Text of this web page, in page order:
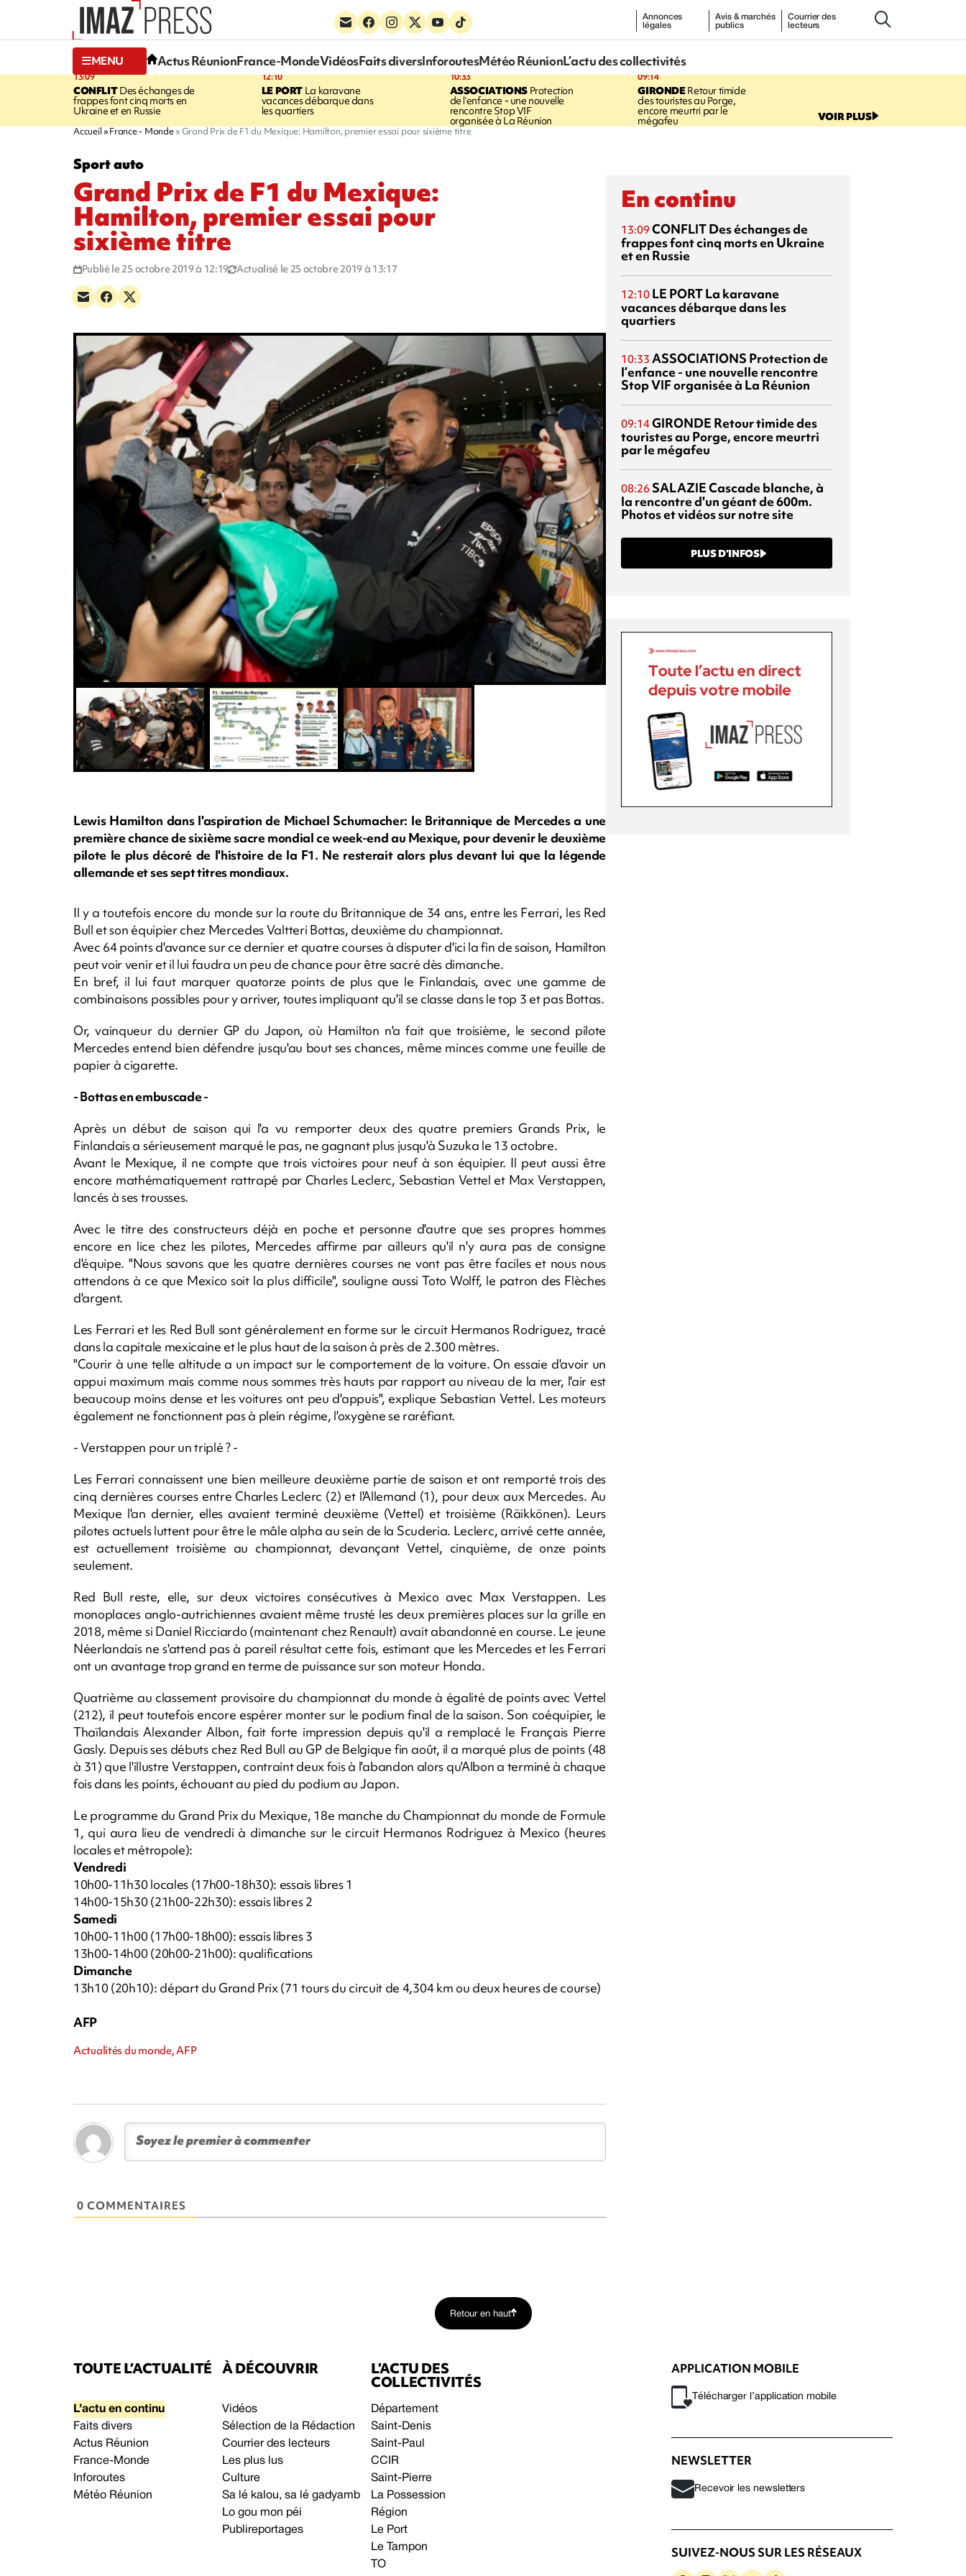
Annonces
légales
Avis & marchés
publics
Courrier des
lecteurs
MENU Actus RéunionFrance-MondeVidéosFaits diversInforoutesMétéo RéunionL’actu des collectivités
13:09
CONFLITDes échanges de
frappes font cinq morts en
Ukraine et en Russie
12:10
LE PORT La karavane
vacances débarque dans
les quartiers
10:33
ASSOCIATIONSProtection
de l’enfance - une nouvelle
rencontre Stop VIF
organisée à La Réunion
09:14
GIRONDERetour timide
des touristes au Porge,
encore meurtri par le
mégafeu VOIR PLUS
Accueil France - Monde Grand Prix de F1 du Mexique: Hamilton, premier essai pour sixième titre
Sport auto
Grand Prix de F1 du Mexique:
Hamilton, premier essai pour
sixième titre
Publié le 25 octobre 2019 à 12:19 Actualisé le 25 octobre 2019 à 13:17
Lewis Hamilton dans l'aspiration de Michael Schumacher: le Britannique de Mercedes a une
première chance de sixième sacre mondial ce week-end au Mexique, pour devenir le deuxième
pilote le plus décoré de l'histoire de la F1. Ne resterait alors plus devant lui que la légende
allemande et ses sept titres mondiaux.
Il y a toutefois encore du monde sur la route du Britannique de 34 ans, entre les Ferrari, les Red
Bull et son équipier chez Mercedes Valtteri Bottas, deuxième du championnat.
Avec 64 points d'avance sur ce dernier et quatre courses à disputer d'ici la fin de saison, Hamilton
peut voir venir et il lui faudra un peu de chance pour être sacré dès dimanche.
En bref, il lui faut marquer quatorze points de plus que le Finlandais, avec une gamme de
combinaisons possibles pour y arriver, toutes impliquant qu'il se classe dans le top 3 et pas Bottas.
Or, vainqueur du dernier GP du Japon, où Hamilton n'a fait que troisième, le second pilote
Mercedes entend bien défendre jusqu'au bout ses chances, même minces comme une feuille de
papier à cigarette.
- Bottas en embuscade -
Après un début de saison qui l'a vu remporter deux des quatre premiers Grands Prix, le
Finlandais a sérieusement marqué le pas, ne gagnant plus jusqu'à Suzuka le 13 octobre.
Avant le Mexique, il ne compte que trois victoires pour neuf à son équipier. Il peut aussi être
encore mathématiquement rattrapé par Charles Leclerc, Sebastian Vettel et Max Verstappen,
lancés à ses trousses.
Avec le titre des constructeurs déjà en poche et personne d'autre que ses propres hommes
encore en lice chez les pilotes, Mercedes affirme par ailleurs qu'il n'y aura pas de consigne
d'équipe. "Nous savons que les quatre dernières courses ne vont pas être faciles et nous nous
attendons à ce que Mexico soit la plus difficile", souligne aussi Toto Wolff, le patron des Flèches
d'argent.
Les Ferrari et les Red Bull sont généralement en forme sur le circuit Hermanos Rodriguez, tracé
dans la capitale mexicaine et le plus haut de la saison à près de 2.300 mètres.
"Courir à une telle altitude a un impact sur le comportement de la voiture. On essaie d'avoir un
appui maximum mais comme nous sommes très hauts par rapport au niveau de la mer, l'air est
beaucoup moins dense et les voitures ont peu d'appuis", explique Sebastian Vettel. Les moteurs
également ne fonctionnent pas à plein régime, l'oxygène se raréfiant.
- Verstappen pour un triplé ? -
Les Ferrari connaissent une bien meilleure deuxième partie de saison et ont remporté trois des
cinq dernières courses entre Charles Leclerc (2) et l'Allemand (1), pour deux aux Mercedes. Au
Mexique l'an dernier, elles avaient terminé deuxième (Vettel) et troisième (Räikkönen). Leurs
pilotes actuels luttent pour être le mâle alpha au sein de la Scuderia. Leclerc, arrivé cette année,
est actuellement troisième au championnat, devançant Vettel, cinquième, de onze points
seulement.
Red Bull reste, elle, sur deux victoires consécutives à Mexico avec Max Verstappen. Les
monoplaces anglo-autrichiennes avaient même trusté les deux premières places sur la grille en
2018, même si Daniel Ricciardo (maintenant chez Renault) avait abandonné en course. Le jeune
Néerlandais ne s'attend pas à pareil résultat cette fois, estimant que les Mercedes et les Ferrari
ont un avantage trop grand en terme de puissance sur son moteur Honda.
Quatrième au classement provisoire du championnat du monde à égalité de points avec Vettel
(212), il peut toutefois encore espérer monter sur le podium final de la saison. Son coéquipier, le
Thaïlandais Alexander Albon, fait forte impression depuis qu'il a remplacé le Français Pierre
Gasly. Depuis ses débuts chez Red Bull au GP de Belgique fin août, il a marqué plus de points (48
à 31) que l'illustre Verstappen, contraint deux fois à l'abandon alors qu'Albon a terminé à chaque
fois dans les points, échouant au pied du podium au Japon.
Le programme du Grand Prix du Mexique, 18e manche du Championnat du monde de Formule
1, qui aura lieu de vendredi à dimanche sur le circuit Hermanos Rodriguez à Mexico (heures
locales et métropole):
Vendredi
10h00-11h30 locales (17h00-18h30): essais libres 1
14h00-15h30 (21h00-22h30): essais libres 2
Samedi
10h00-11h00 (17h00-18h00): essais libres 3
13h00-14h00 (20h00-21h00): qualifications
Dimanche
13h10 (20h10): départ du Grand Prix (71 tours du circuit de 4,304 km ou deux heures de course)
AFP
Actualités du monde, AFP
0 COMMENTAIRES
En continu
13:09 CONFLITDes échanges de
frappes font cinq morts en Ukraine
et en Russie
12:10 LE PORTLa karavane
vacances débarque dans les
quartiers
10:33 ASSOCIATIONS Protection de
l’enfance - une nouvelle rencontre
Stop VIF organisée à La Réunion
09:14GIRONDE Retour timide des
touristes au Porge, encore meurtri
par le mégafeu
08:26 SALAZIECascade blanche, à
la rencontre d'un géant de 600m.
Photos et vidéos sur notre site
PLUS D’INFOS
Retour en haut
TOUTE L’ACTUALITÉ
L’actu en continu
Faits divers
Actus Réunion
France-Monde
Inforoutes
Météo Réunion
À DÉCOUVRIR
Vidéos
Sélection de la Rédaction
Courrier des lecteurs
Les plus lus
Culture
Sa lé kalou, sa lé gadyamb
Lo gou mon péi
Publireportages
L’ACTU DES
COLLECTIVITÉS
Département
Saint-Denis
Saint-Paul
CCIR
Saint-Pierre
La Possession
Région
Le Port
Le Tampon
TO
APPLICATION MOBILE
Télécharger l’application mobile
NEWSLETTER
Recevoir les newsletters
SUIVEZ-NOUS SUR LES RÉSEAUX